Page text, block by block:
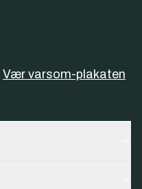
Vær varsom-plakaten